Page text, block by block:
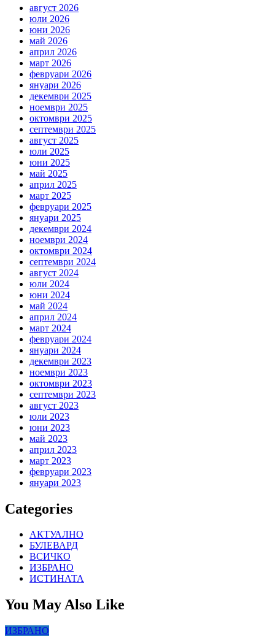
август 2026
юли 2026
юни 2026
май 2026
април 2026
март 2026
февруари 2026
януари 2026
декември 2025
ноември 2025
октомври 2025
септември 2025
август 2025
юли 2025
юни 2025
май 2025
април 2025
март 2025
февруари 2025
януари 2025
декември 2024
ноември 2024
октомври 2024
септември 2024
август 2024
юли 2024
юни 2024
май 2024
април 2024
март 2024
февруари 2024
януари 2024
декември 2023
ноември 2023
октомври 2023
септември 2023
август 2023
юли 2023
юни 2023
май 2023
април 2023
март 2023
февруари 2023
януари 2023
Categories
АКТУАЛНО
БУЛЕВАРД
ВСИЧКО
ИЗБРАНО
ИСТИНАТА
You May Also Like
ИЗБРАНО